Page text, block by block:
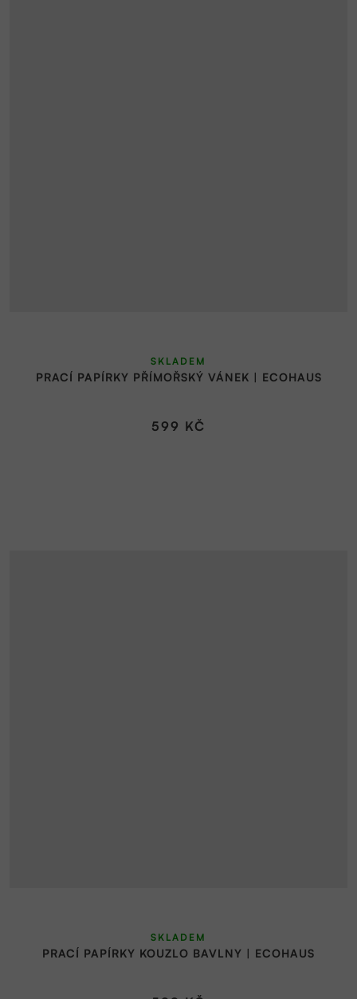
PRACÍ PAPÍRKY PŘÍMOŘSKÝ VÁNEK | ECOHAUS
SKLADEM
599 KČ
PRACÍ PAPÍRKY KOUZLO BAVLNY | ECOHAUS
SKLADEM